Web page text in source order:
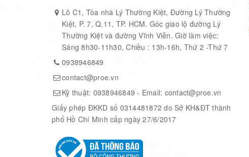
Lô C1, Tòa nhà Lý Thường Kiệt, Đường Lý Thường
Kiệt, P. 7, Q.11, TP. HCM. Góc giao lộ đường Lý
Thường Kiệt và đường Vĩnh Viễn. Giờ làm việc:
Sáng 8h30-11h30, Chiều : 13h-16h, Thứ 2 -Thứ 7
0938946849
contact@proe.vn
Kỹ thuật: 0938946849 - Email: contact@proe.vn
Giấy phép ĐKKD số 0314481872 do Sở KH&ĐT thành
phố Hồ Chí Minh cấp ngày 27/6/2017